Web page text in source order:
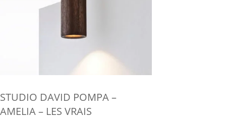
STUDIO DAVID POMPA –
AMELIA – LES VRAIS